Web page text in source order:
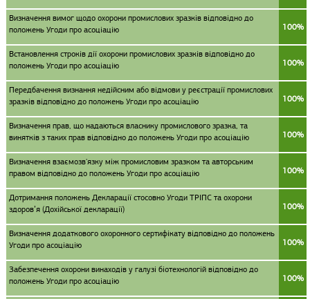
Визначення вимог щодо охорони промислових зразків відповідно до
положень Угоди про асоціацію
100%
Встановлення строків дії охорони промислових зразків відповідно до
положень Угоди про асоціацію
100%
Передбачення визнання недійсним або відмови у реєстрації промислових
зразків відповідно до положень Угоди про асоціацію
100%
Визначення прав, що надаються власнику промислового зразка, та
винятків з таких прав відповідно до положень Угоди про асоціацію
100%
Визначення взаємозв'язку між промисловим зразком та авторським
правом відповідно до положень Угоди про асоціацію
100%
Дотримання положень Декларації стосовно Угоди ТРІПС та охорони
здоров’я (Дохійської декларації)
100%
Визначення додаткового охоронного сертифікату відповідно до положень
Угоди про асоціацію
100%
Забезпечення охорони винаходів у галузі біотехнологій відповідно до
положень Угоди про асоціацію
100%